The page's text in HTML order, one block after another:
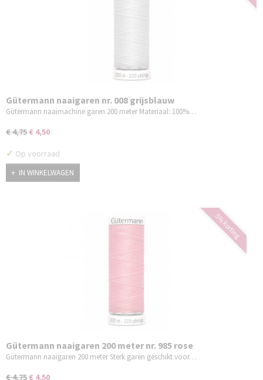
Gütermann naaigaren nr. 008 grijsblauw
Gütermann naaimachine garen 200 meter Materiaal: 100%…
€ 4,75€ 4,50
✓ Op voorraad
IN WINKELWAGEN
5% korting
Gütermann naaigaren 200 meter nr. 985 rose
Gütermann naaigaren 200 meter Sterk garen geschikt voor…
€ 4,75€ 4,50